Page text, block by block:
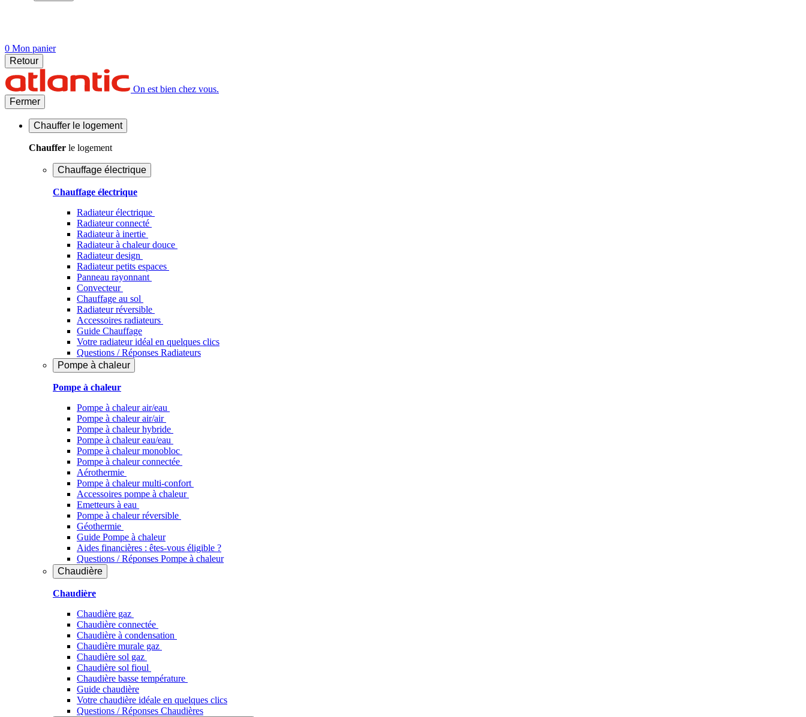
0 Mon panier
Retour
On est bien chez vous.
Fermer
Chauffer le logement
Chauffer le logement
Chauffage électrique
Chauffage électrique
Radiateur électrique
Radiateur connecté
Radiateur à inertie
Radiateur à chaleur douce
Radiateur design
Radiateur petits espaces
Panneau rayonnant
Convecteur
Chauffage au sol
Radiateur réversible
Accessoires radiateurs
Guide Chauffage
Votre radiateur idéal en quelques clics
Questions / Réponses Radiateurs
Pompe à chaleur
Pompe à chaleur
Pompe à chaleur air/eau
Pompe à chaleur air/air
Pompe à chaleur hybride
Pompe à chaleur​ eau/eau
Pompe à chaleur monobloc
Pompe à chaleur connectée
Aérothermie
Pompe à chaleur multi-confort
Accessoires pompe à chaleur
Emetteurs à eau
Pompe à chaleur réversible
Géothermie
Guide Pompe à chaleur
Aides financières : êtes-vous éligible ?
Questions / Réponses Pompe à chaleur
Chaudière
Chaudière
Chaudière gaz
Chaudière connectée
Chaudière à condensation
Chaudière murale gaz
Chaudière sol gaz
Chaudière sol fioul
Chaudière basse température
Guide chaudière
Votre chaudière idéale en quelques clics
Questions / Réponses Chaudières